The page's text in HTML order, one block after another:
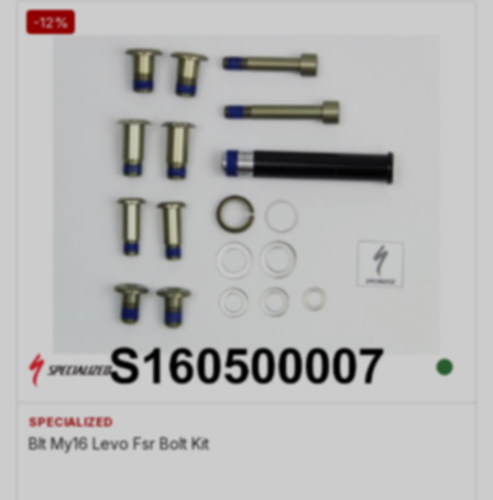
-12%
SPECIALIZED
Blt My16 Levo Fsr Bolt Kit